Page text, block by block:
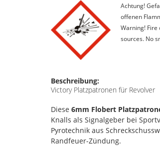
Achtung!
offenen
Warning!
sources. No
Beschreibung:
Victory Platzpatronen für Revolver
Diese 6mm Flobert
Knalls als Signalgeber bei
Pyrotechnik aus
Randfeuer-Zündung.